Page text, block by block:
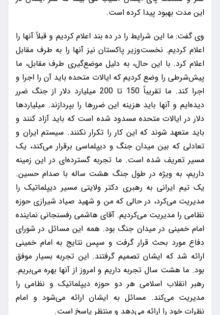
این مدت بهبود پیدا کرده است.
وی گفت: ما این شرایط را در ده بند اعلام کردیم و قبلاً آنها را
اعلام کردیم. نخست‌وزیر پاکستان نیز آنها را به طرف مقابل
اعلام کرد. با این حال، به دلیل موضع‌گیری طرف مقابل، ما
پیش‌شرطی را وضع کردیم که ایالات متحده باید آن را اجرا و
اجرا کند. ما تقریباً 150 تا 200 میلیارد دلار از جنگ ضرر
دیده‌ایم و آنها باید هزینه این ضررها را بپردازند. میلیاردها
دلار در ایالات متحده مسدود شده است که باید آزاد کنند و
باید متعهد شوند که این کار را تکرار نکنند. سیستم ایران و
تعادلی که بین میدان جنگ و دیپلماسی برقرار می‌کند، یک
مسیر تعریف شده است. ما تجربه گسترده‌ای در این زمینه
داریم، به ویژه در طول جنگ هشت ساله با صدام حسین.
یک تیم ایرانی به رهبری دکتر ولایتی مسیر دیپلماتیک را
مدیریت می‌کرد، در حالی که من و شهید صیاد شیرازی حوزه
نظامی را مدیریت می‌کردیم. آقای هاشمی رفسنجانی نماینده
امام خمینی در میدان جنگ بود. همه این مسائل در شورای
دفاع مورد بحث قرار گرفت و سپس نتایج به امام خمینی
ارائه شد که ایشان تصمیم گرفتند. این تجربه بسیار موفق
بود. ما هشت سال تجربه داریم و امروز از آنها بهره می‌بریم.
رهبر انقلاب اسلامی هر دو حوزه دیپلماتیک و نظامی را
مدیریت می‌کند. مسائل به ایشان ارائه می‌شود و امام
نظرات خود را ارائه می‌دهد و منتظر پاسخ است.